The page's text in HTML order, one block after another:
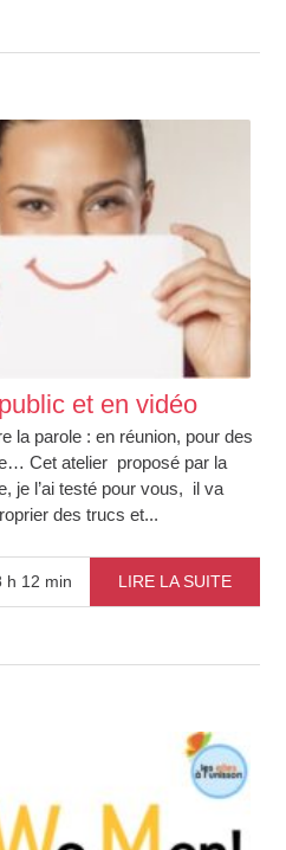
et en vidéo
la parole : en réunion, pour des
Cet atelier proposé par la
je l’ai testé pour vous, il va
des trucs et...
h 12 min LIRE LA SUITE